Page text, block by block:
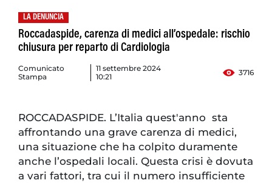
LA DENUNCIA
Roccadaspide, carenza di medici all’ospedale: rischio
chiusura per reparto di Cardiologia
Comunicato
Stampa
11 settembre 2024
10:21
3716
ROCCADASPIDE. L’Italia quest'anno sta
affrontando una grave carenza di medici,
una situazione che ha colpito duramente
anche l’ospedali locali. Questa crisi è dovuta
a vari fattori, tra cui il numero insufficiente